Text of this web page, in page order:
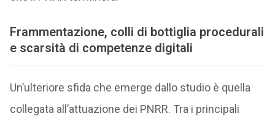
Frammentazione, colli di bottiglia procedurali
e scarsità di competenze digitali
Un’ulteriore sfida che emerge dallo studio è quella
collegata all’attuazione dei PNRR. Tra i principali